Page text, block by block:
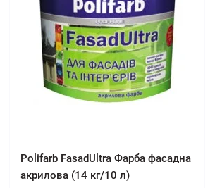
Polifarb FasadUltra Фарба фасадна
акрилова (14 кг/10 л)